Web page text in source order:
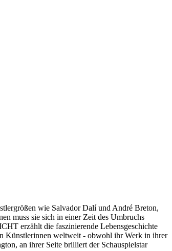
wie Salvador Dalí und André Breton,
muss sie sich in einer Zeit des Umbruchs
erzählt die faszinierende Lebensgeschichte
Künstlerinnen weltweit - obwohl ihr Werk in ihrer
an ihrer Seite brilliert der Schauspielstar